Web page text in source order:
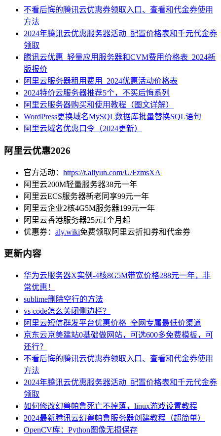
不看后悔的腾讯云优惠券领取入口、查看和代金券使用
方法
2024年腾讯云优惠服务器活动_配置价格表和千元代金券
领取
腾讯云优惠_轻量应用服务器和CVM费用价格表_2024新
版报价
阿里云服务器租用费用_2024优惠活动价格表
2024特价云服务器推荐5个，不买后悔系列
阿里云服务器购买和使用教程（图文详解）
WordPress更换域名MySQL数据库批量替换SQL语句
阿里云域名优惠口令（2024更新）
阿里云优惠2026
官方活动： https://t.aliyun.com/U/FzmsXA
阿里云200M轻量服务器38元一年
阿里云ECS服务器新老同享99元一年
阿里云企业2核4G5M服务器199元一年
阿里云香港服务器25元1个月起
优惠券： aly.wiki免费领取阿里云折扣券和代金券
更新内容
华为云服务器X实例-4核8G5M带宽价格288元一年，非
常优惠！
sublime删除空行的方法
vs code怎么关闭侧边栏？
阿里云短信群发平台优惠价格_全网专属最低价渠道
京东云京美建站0基础做网站，可选600多免费模板，可
还行？
不看后悔的腾讯云优惠券领取入口、查看和代金券使用
方法
2024年腾讯云优惠服务器活动_配置价格表和千元代金券
领取
如何修改幻兽帕鲁死亡不掉落，linux游戏设置教程
2024最新腾讯云幻兽帕鲁服务器创建教程（超简单）
OpenCV库：Python图像无损保存